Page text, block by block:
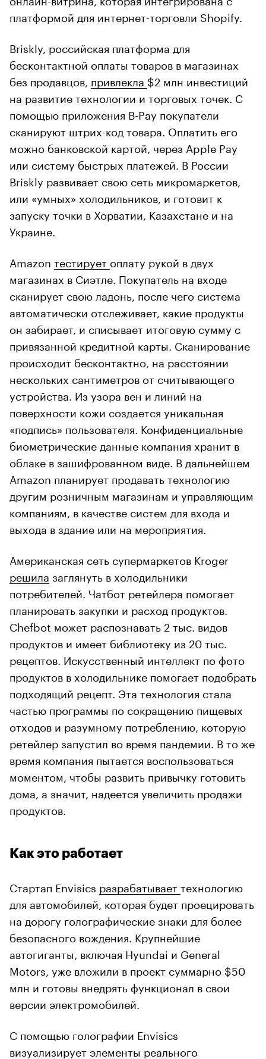
платформой для интернет-торговли Shopify.
Briskly, российская платформа для
бесконтактной оплаты товаров в магазинах
без продавцов, привлекла $2 млн инвестиций
на развитие технологии и торговых точек. С
помощью приложения B-Pay покупатели
сканируют штрих-код товара. Оплатить его
можно банковской картой, через Apple Pay
или систему быстрых платежей. В России
Briskly развивает свою сеть микромаркетов,
или «умных» холодильников, и готовит к
запуску точки в Хорватии, Казахстане и на
Украине.
Amazon тестирует оплату рукой в двух
магазинах в Сиэтле. Покупатель на входе
сканирует свою ладонь, после чего система
автоматически отслеживает, какие продукты
он забирает, и списывает итоговую сумму с
привязанной кредитной карты. Сканирование
происходит бесконтактно, на расстоянии
нескольких сантиметров от считывающего
устройства. Из узора вен и линий на
поверхности кожи создается уникальная
«подпись» пользователя. Конфиденциальные
биометрические данные компания хранит в
облаке в зашифрованном виде. В дальнейшем
Amazon планирует продавать технологию
другим розничным магазинам и управляющим
компаниям, в качестве систем для входа и
выхода в здание или на мероприятия.
Американская сеть супермаркетов Kroger
решила заглянуть в холодильники
потребителей. Чатбот ретейлера помогает
планировать закупки и расход продуктов.
Chefbot может распознавать 2 тыс. видов
продуктов и имеет библиотеку из 20 тыс.
рецептов. Искусственный интеллект по фото
продуктов в холодильнике помогает подобрать
подходящий рецепт. Эта технология стала
частью программы по сокращению пищевых
отходов и разумному потреблению, которую
ретейлер запустил во время пандемии. В то же
время компания пытается воспользоваться
моментом, чтобы развить привычку готовить
дома, а значит, надеется увеличить продажи
продуктов.
Как это работает
Стартап Envisics разрабатываеттехнологию
для автомобилей, которая будет проецировать
на дорогу голографические знаки для более
безопасного вождения. Крупнейшие
автогиганты, включая Hyundai и General
Motors, уже вложили в проект суммарно $50
млн и готовы внедрять функционал в свои
версии электромобилей.
С помощью голографии Envisics
визуализирует элементы реального